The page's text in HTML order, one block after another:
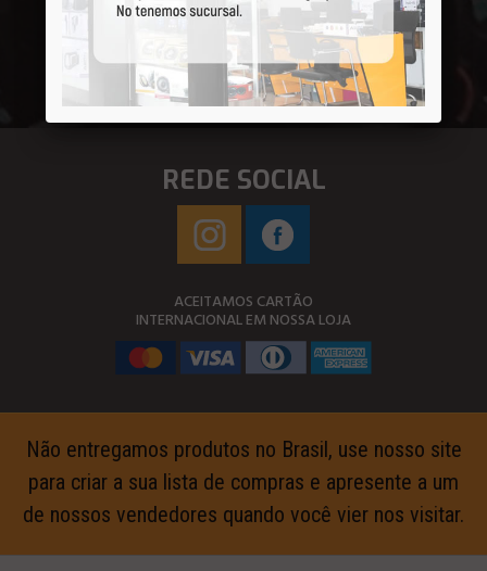
REDE SOCIAL
ACEITAMOS CARTÃO
INTERNACIONAL EM NOSSA LOJA
Não entregamos produtos no Brasil, use nosso site
para criar a sua lista de compras e apresente a um
de nossos vendedores quando você vier nos visitar.